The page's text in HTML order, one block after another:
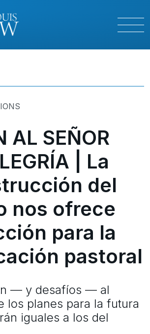
AL SEÑOR
| La
del
nos ofrece
para la
pastoral
— y desafíos — al
los planes para la futura
iguales a los del